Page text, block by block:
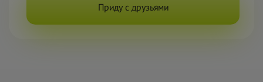
Приду с друзьями